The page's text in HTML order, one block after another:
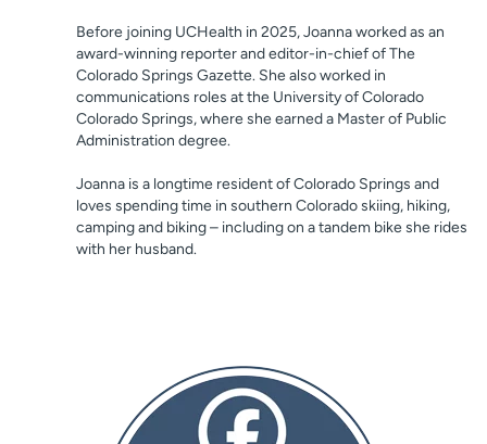
Before joining UCHealth in 2025, Joanna worked as an
award-winning reporter and editor-in-chief of The
Colorado Springs Gazette. She also worked in
communications roles at the University of Colorado
Colorado Springs, where she earned a Master of Public
Administration degree.
Joanna is a longtime resident of Colorado Springs and
loves spending time in southern Colorado skiing, hiking,
camping and biking – including on a tandem bike she rides
with her husband.